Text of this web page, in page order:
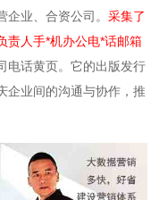
企业、合资公司。采集了
责人手*机办公电*话邮箱
电话黄页。它的出版发行
企业间的沟通与协作，推